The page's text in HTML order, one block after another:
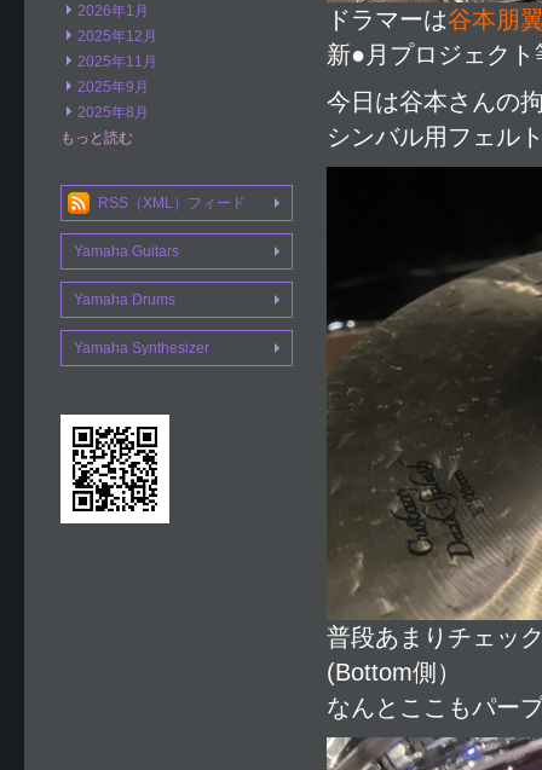
2026年1月
2025年12月
2025年11月
2025年9月
2025年8月
もっと読む
RSS（XML）フィード
Yamaha Guitars
Yamaha Drums
Yamaha Synthesizer
ドラマーは谷本朋
新●月プロジェク
今日は谷本さんの
シンバル用フェル
普段あまりチェッ
(Bottom側）
なんとここもパー